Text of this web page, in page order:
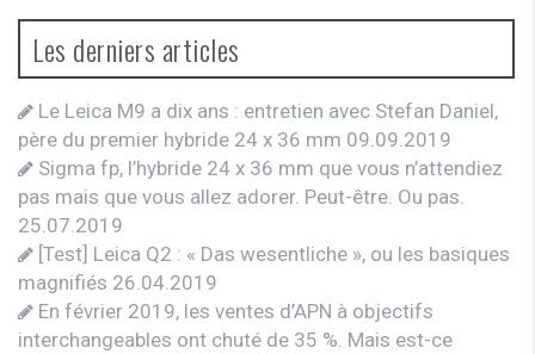
Les derniers articles
Le Leica M9 a dix ans : entretien avec Stefan Daniel,
père du premier hybride 24 x 36 mm 09.09.2019
Sigma fp, l’hybride 24 x 36 mm que vous n’attendiez
pas mais que vous allez adorer. Peut-être. Ou pas.
25.07.2019
[Test] Leica Q2 : « Das wesentliche », ou les basiques
magnifiés 26.04.2019
En février 2019, les ventes d’APN à objectifs
interchangeables ont chuté de 35 %. Mais est-ce